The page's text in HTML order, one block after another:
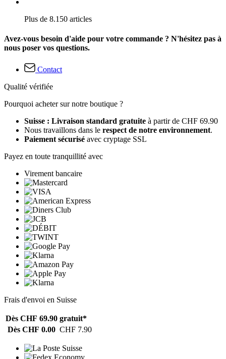
Plus de 8.150 articles
Avez-vous besoin d'aide pour votre commande ? N'hésitez pas à
nous poser vos questions.
Contact
Qualité vérifiée
Pourquoi acheter sur notre boutique ?
Suisse : Livraison standard gratuite à partir de CHF 69.90
Nous travaillons dans le respect de notre environnement.
Paiement sécurisé avec cryptage SSL
Payez en toute tranquillité avec
Virement bancaire
Frais d'envoi en Suisse
Dès CHF 69.90 gratuit*
Dès CHF 0.00 CHF 7.90